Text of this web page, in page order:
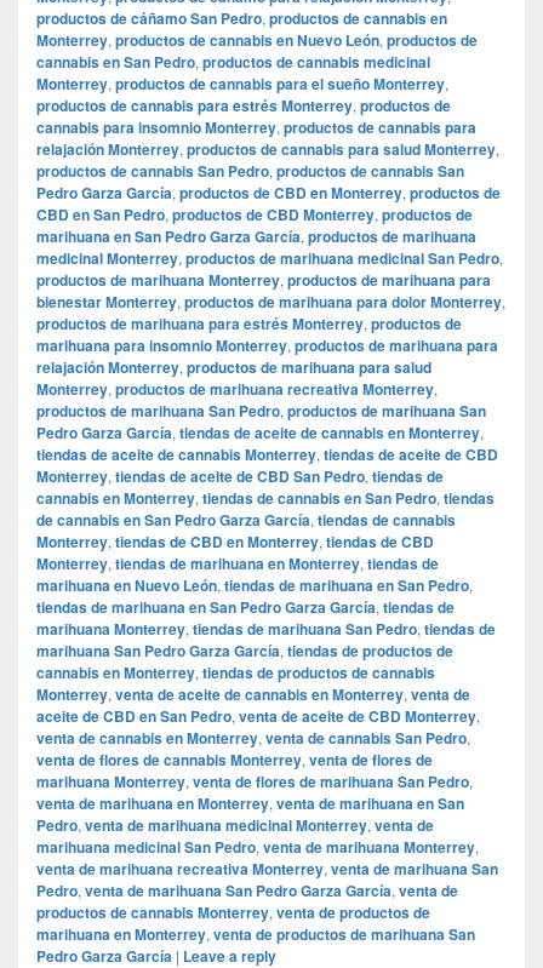
productos de cáñamo San Pedro, productos de cannabis en
Monterrey, productos de cannabis en Nuevo León, productos de
cannabis en San Pedro, productos de cannabis medicinal
Monterrey, productos de cannabis para el sueño Monterrey,
productos de cannabis para estrés Monterrey, productos de
cannabis para insomnio Monterrey, productos de cannabis para
relajación Monterrey, productos de cannabis para salud Monterrey,
productos de cannabis San Pedro, productos de cannabis San
Pedro Garza García, productos de CBD en Monterrey, productos de
CBD en San Pedro, productos de CBD Monterrey, productos de
marihuana en San Pedro Garza García, productos de marihuana
medicinal Monterrey, productos de marihuana medicinal San Pedro,
productos de marihuana Monterrey, productos de marihuana para
bienestar Monterrey, productos de marihuana para dolor Monterrey,
productos de marihuana para estrés Monterrey, productos de
marihuana para insomnio Monterrey, productos de marihuana para
relajación Monterrey, productos de marihuana para salud
Monterrey, productos de marihuana recreativa Monterrey,
productos de marihuana San Pedro, productos de marihuana San
Pedro Garza García, tiendas de aceite de cannabis en Monterrey,
tiendas de aceite de cannabis Monterrey, tiendas de aceite de CBD
Monterrey, tiendas de aceite de CBD San Pedro, tiendas de
cannabis en Monterrey, tiendas de cannabis en San Pedro, tiendas
de cannabis en San Pedro Garza García, tiendas de cannabis
Monterrey, tiendas de CBD en Monterrey, tiendas de CBD
Monterrey, tiendas de marihuana en Monterrey, tiendas de
marihuana en Nuevo León, tiendas de marihuana en San Pedro,
tiendas de marihuana en San Pedro Garza García, tiendas de
marihuana Monterrey, tiendas de marihuana San Pedro, tiendas de
marihuana San Pedro Garza García, tiendas de productos de
cannabis en Monterrey, tiendas de productos de cannabis
Monterrey, venta de aceite de cannabis en Monterrey, venta de
aceite de CBD en San Pedro, venta de aceite de CBD Monterrey,
venta de cannabis en Monterrey, venta de cannabis San Pedro,
venta de flores de cannabis Monterrey, venta de flores de
marihuana Monterrey, venta de flores de marihuana San Pedro,
venta de marihuana en Monterrey, venta de marihuana en San
Pedro, venta de marihuana medicinal Monterrey, venta de
marihuana medicinal San Pedro, venta de marihuana Monterrey,
venta de marihuana recreativa Monterrey, venta de marihuana San
Pedro, venta de marihuana San Pedro Garza García, venta de
productos de cannabis Monterrey, venta de productos de
marihuana en Monterrey, venta de productos de marihuana San
Pedro Garza García | Leave a reply